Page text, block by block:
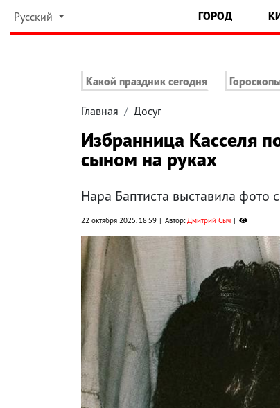
Русский ГОРОД
Какой праздник сегодня
Главная Досуг
Избранница Касселя
сыном на руках
Нара Баптиста выставила фото
22 октября 2025, 18:59 Автор:Дмитрий Сыч